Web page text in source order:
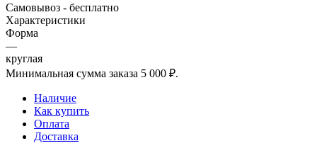
Самовывоз - бесплатно
Характеристики
Форма
—
круглая
Минимальная сумма заказа 5 000 ₽.
Наличие
Как купить
Оплата
Доставка